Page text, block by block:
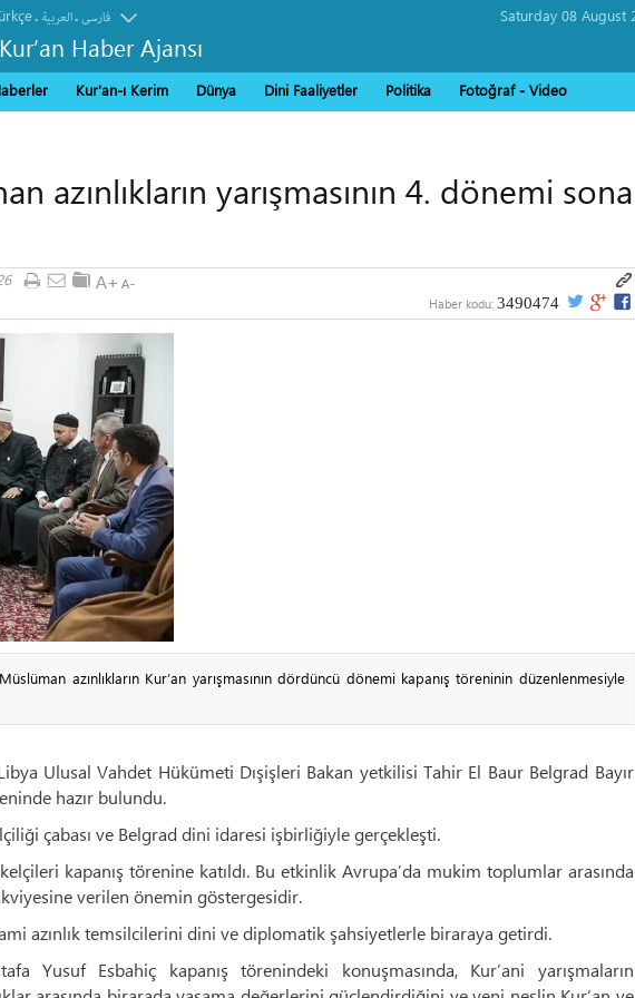
. العربیة.فارسی
Haber Ajansı
Kur'an-ı Kerim Dünya Dini Faaliyetler Politika Fotoğraf - Video
azınlıkların yarışmasının 4. dönemi sona
Haber kodu: 3490474
azınlıkların Kur’an yarışmasının dördüncü dönemi kapanış töreninin düzenlenmesiyle
Ulusal Vahdet Hükümeti Dışişleri Bakan yetkilisi Tahir El Baur Belgrad Bayır
hazır bulundu.
çabası ve Belgrad dini idaresi işbirliğiyle gerçekleşti.
kapanış törenine katıldı. Bu etkinlik Avrupa’da mukim toplumlar arasında
verilen önemin göstergesidir.
azınlık temsilcilerini dini ve diplomatik şahsiyetlerle biraraya getirdi.
Yusuf Esbahiç kapanış törenindeki konuşmasında, Kur’ani yarışmaların